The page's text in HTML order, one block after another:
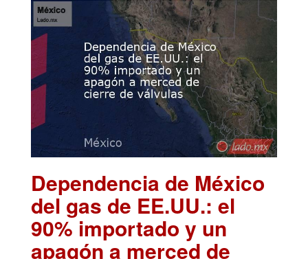
Dependencia de México
del gas de EE.UU.: el
90% importado y un
apagón a merced de